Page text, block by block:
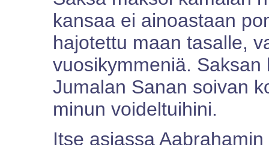
kansaa ei ainoastaan
hajotettu maan tasalle,
vuosikymmeniä.
Jumalan Sanan soivan
minun voideltuihini.
Itse asiassa